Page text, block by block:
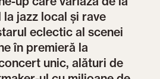
jazz local și rave
eclectic al scenei
în premieră la
unic, alături de